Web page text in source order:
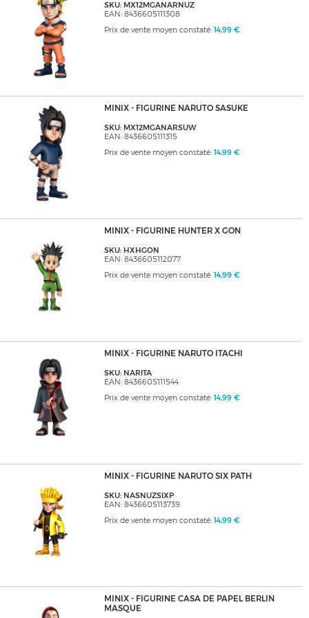
SKU: MX12MGANARNUZ
EAN: 8436605111308
Prix de vente moyen constaté: 14,99 €
MINIX - FIGURINE NARUTO SASUKE
SKU: MX12MGANARSUW
EAN: 8436605111315
Prix de vente moyen constaté: 14,99 €
MINIX - FIGURINE HUNTER X GON
SKU: HXHGON
EAN: 8436605112077
Prix de vente moyen constaté: 14,99 €
MINIX - FIGURINE NARUTO ITACHI
SKU: NARITA
EAN: 8436605111544
Prix de vente moyen constaté: 14,99 €
MINIX - FIGURINE NARUTO SIX PATH
SKU: NASNUZSIXP
EAN: 8436605113739
Prix de vente moyen constaté: 14,99 €
MINIX - FIGURINE CASA DE PAPEL BERLIN
MASQUE